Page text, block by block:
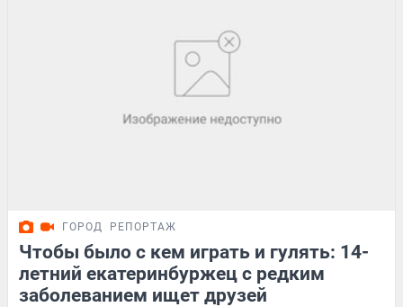
ГОРОД РЕПОРТАЖ
Чтобы было с кем играть и гулять: 14-
летний екатеринбуржец с редким
заболеванием ищет друзей